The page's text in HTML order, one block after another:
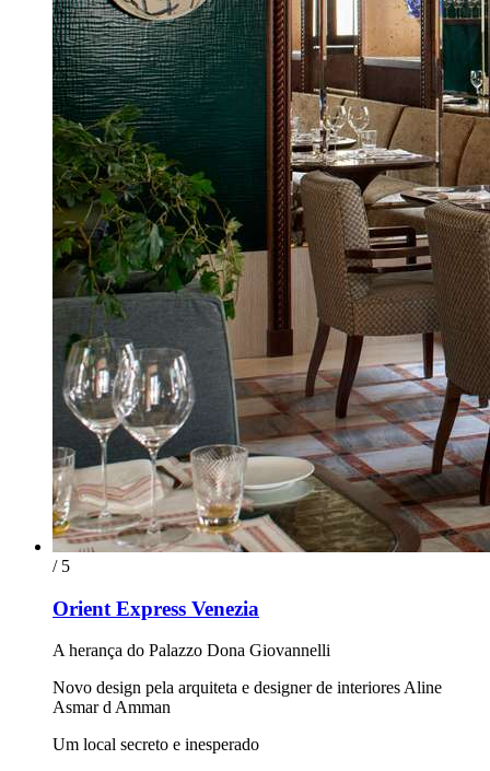
/ 5
Orient Express Venezia
A herança do Palazzo Dona Giovannelli
Novo design pela arquiteta e designer de interiores Aline
Asmar d Amman
Um local secreto e inesperado